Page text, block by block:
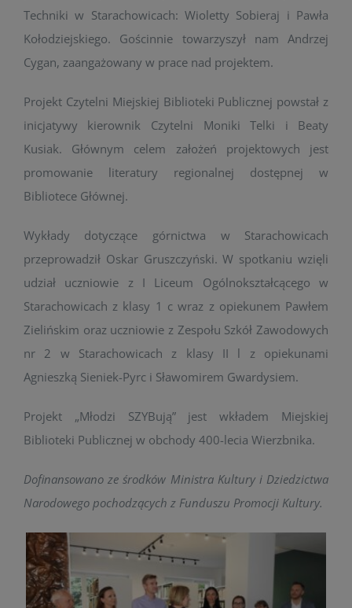
Techniki w Starachowicach: Wioletty Sobieraj i Pawła
Kołodziejskiego. Gościnnie towarzyszył nam Andrzej
Cygan, zaangażowany w prace nad projektem.
Projekt Czytelni Miejskiej Biblioteki Publicznej powstał z
inicjatywy kierownik Czytelni Moniki Telki i Beaty
Kusiak. Głównym celem założeń projektowych jest
promowanie literatury regionalnej dostępnej w
Bibliotece Głównej.
Wykłady dotyczące górnictwa w Starachowicach
przeprowadził Oskar Gruszczyński. W spotkaniu wzięli
udział uczniowie z I Liceum Ogólnokształcącego w
Starachowicach z klasy 1 c wraz z opiekunem Pawłem
Zielińskim oraz uczniowie z Zespołu Szkół Zawodowych
nr 2 w Starachowicach z klasy II l z opiekunami
Agnieszką Sieniek-Pyrc i Sławomirem Gwardysiem.
Projekt „Młodzi SZYBują” jest wkładem Miejskiej
Biblioteki Publicznej w obchody 400-lecia Wierzbnika.
Dofinansowano ze środków Ministra Kultury i Dziedzictwa
Narodowego pochodzących z Funduszu Promocji Kultury.